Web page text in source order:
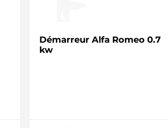
Démarreur Alfa Romeo 0.7
kw